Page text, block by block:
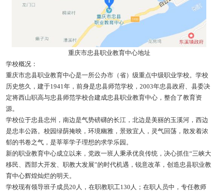
重庆市忠县职业教育中心地址
学校概况：
重庆市忠县职业教育中心是一所公办市（省）级重点中级职业学校。学校
历史悠久，建于1941年，前身是忠县师范学校，2003年忠县政府、县委决
定将西山职高与忠县师范学校合建成忠县职业教育中心，整合了教育资
源。
学校位于忠县忠州，南边是气势磅礴的长江，北边是美丽的玉溪河，西边
是忠丰公路。校园绿荫掩映，环境幽雅，景致宜人，灵气回荡，散发着浓
郁的书卷之气，是莘莘学子理想的求学乐园。
新的职业教育中心成立以来，党政一班人秉承优良传统，决心抓住“三峡大
移民、西部大开发、职教大发展”的时代机遇，锐意改革，创造忠县职业教
育中心辉煌灿烂的明天。
学校现有领导班子成员20人，在职教职工130人；在职人员中，专任教师